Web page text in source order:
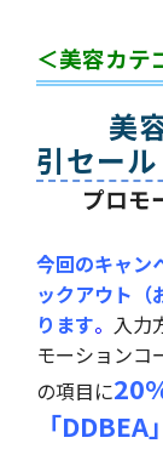
＜美容カテ
美
引セール
プロモー
今回のキャン
ックアウト（
ります。 入力
モーションコ
の項目に
「DDBEA」